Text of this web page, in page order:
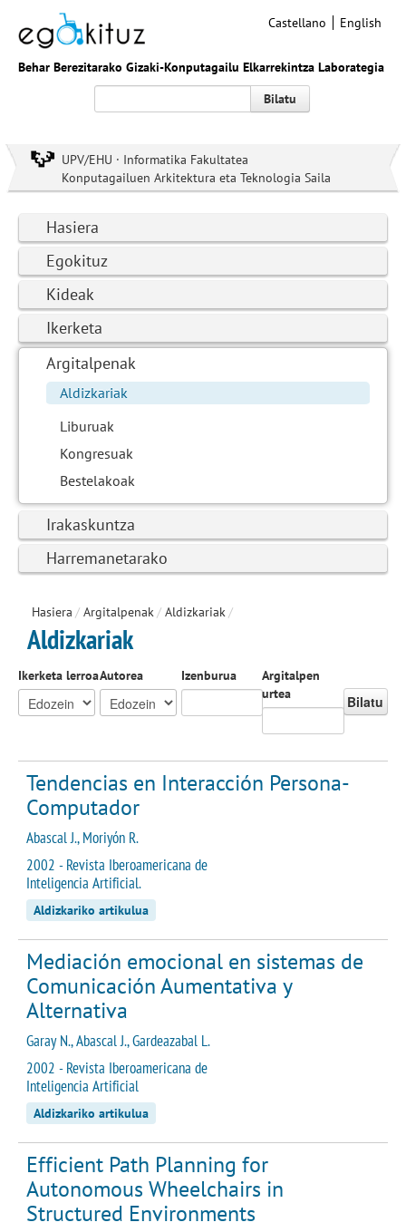
Behar Berezitarako Gizaki-Konputagailu Elkarrekintza Laborategia
Castellano English
Bilatu
UPV/EHU · Informatika Fakultatea
Konputagailuen Arkitektura eta Teknologia Saila
Hasiera
Egokituz
Kideak
Ikerketa
Argitalpenak
Aldizkariak
Liburuak
Kongresuak
Bestelakoak
Irakaskuntza
Harremanetarako
Hasiera / Argitalpenak/ Aldizkariak/
Aldizkariak
Ikerketa lerroaAutorea Izenburua
Argitalpen
urtea
Bilatu
Tendencias en Interacción Persona-
Computador
Abascal J., Moriyón R.
2002 - Revista Iberoamericana de
Inteligencia Artificial.
Aldizkariko artikulua
Mediación emocional en sistemas de
Comunicación Aumentativa y
Alternativa
Garay N., Abascal J., Gardeazabal L.
2002 - Revista Iberoamericana de
Inteligencia Artificial
Aldizkariko artikulua
Efficient Path Planning for
Autonomous Wheelchairs in
Structured Environments